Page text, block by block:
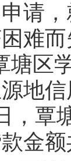
请
难
塘区
地
，覃
金